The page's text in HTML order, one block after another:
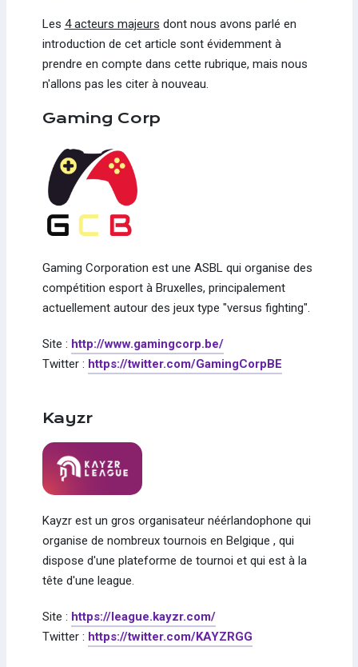
Les 4 acteurs majeurs dont nous avons parlé en
introduction de cet article sont évidemment à
prendre en compte dans cette rubrique, mais nous
n'allons pas les citer à nouveau.
Gaming Corp
Gaming Corporation est une ASBL qui organise des
compétition esport à Bruxelles, principalement
actuellement autour des jeux type "versus fighting".
Site : http://www.gamingcorp.be/
Twitter : https://twitter.com/GamingCorpBE
Kayzr
Kayzr est un gros organisateur néérlandophone qui
organise de nombreux tournois en Belgique , qui
dispose d'une plateforme de tournoi et qui est à la
tête d'une league.
Site : https://league.kayzr.com/
Twitter : https://twitter.com/KAYZRGG